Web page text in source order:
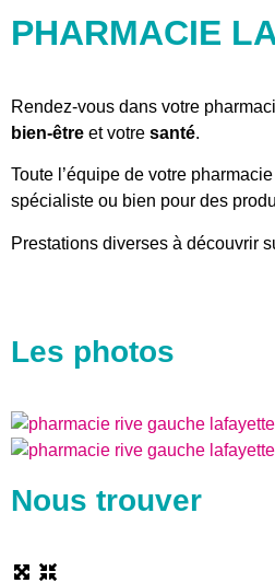
PHARMACIE
Rendez-vous dans votre
bien-être et votre santé.
Toute l’équipe de votre
spécialiste ou bien pour des
Prestations diverses à découvrir
Les photos
Nous trouver